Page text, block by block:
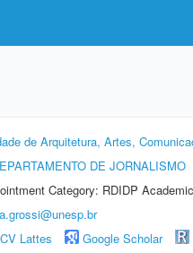
de Arquitetura, Artes,
DE JORNALISMO
Category: RDIDP
CV Lattes Google Scholar